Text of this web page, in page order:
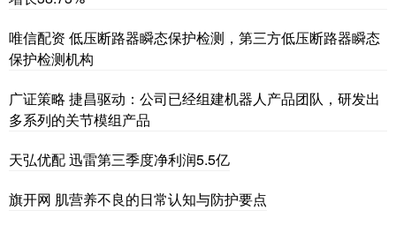
唯信配资 低压断路器瞬态保护检测，第三方低压断路器瞬态
保护检测机构
广证策略 捷昌驱动：公司已经组建机器人产品团队，研发出
多系列的关节模组产品
天弘优配 迅雷第三季度净利润5.5亿
旗开网 肌营养不良的日常认知与防护要点